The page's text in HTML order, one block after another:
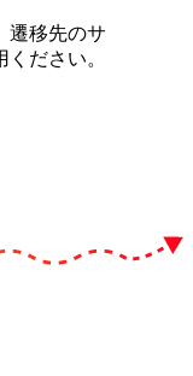
遷移先のサ
ださい。